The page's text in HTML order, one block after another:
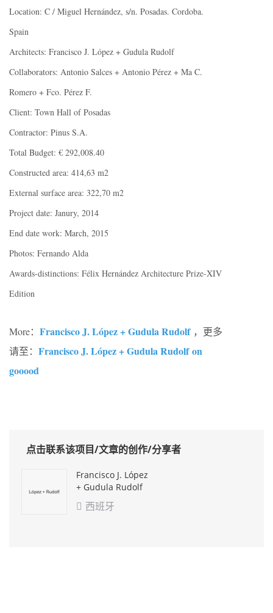
Location: C / Miguel Hernández, s/n. Posadas. Cordoba.
Spain
Architects: Francisco J. López + Gudula Rudolf
Collaborators: Antonio Salces + Antonio Pérez + Ma C.
Romero + Fco. Pérez F.
Client: Town Hall of Posadas
Contractor: Pinus S.A.
Total Budget: € 292,008.40
Constructed area: 414,63 m2
External surface area: 322,70 m2
Project date: Janury, 2014
End date work: March, 2015
Photos: Fernando Alda
Awards-distinctions: Félix Hernández Architecture Prize-XIV
Edition
More： Francisco J. López + Gudula Rudolf，更多
请至： Francisco J. López + Gudula Rudolf on
gooood
点击联系该项目/文章的创作/分享者
Francisco J. López
+ Gudula Rudolf
 西班牙